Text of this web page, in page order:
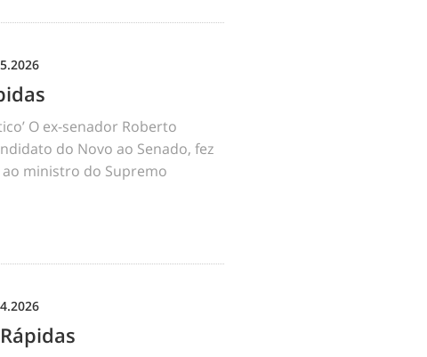
O ex-senador Roberto
do Novo ao Senado, fez
ministro do Supremo